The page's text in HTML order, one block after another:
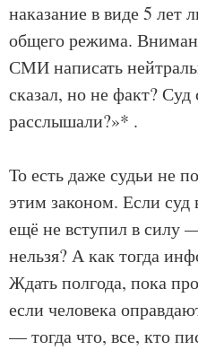
наказание в виде 5
общего режима.
СМИ написать
сказал, но не факт?
расслышали?»* .
То есть даже судьи не
этим законом. Если суд
ещё не вступил в силу
нельзя? А как тогда
Ждать полгода, пока
если человека
— тогда что, все, кто